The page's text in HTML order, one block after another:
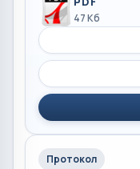
47 Кб
Протокол